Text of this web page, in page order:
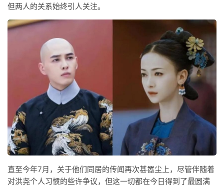
但两人的关系始终引人关注。
直至今年7月，关于他们同居的传闻再次甚嚣尘上，尽管伴随着
对洪尧个人习惯的些许争议，但这一切都在今日得到了最圆满